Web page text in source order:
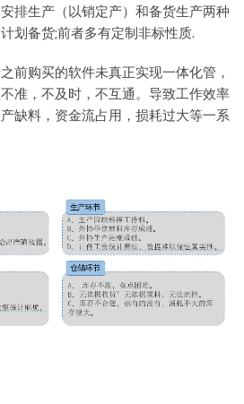
排生产（以销定产）和备货生产两种
划备货;前者多有定制非标性质.
前购买的软件未真正实现一体化管，
准，不及时，不互通。导致工作效率
缺料，资金流占用，损耗过大等一系